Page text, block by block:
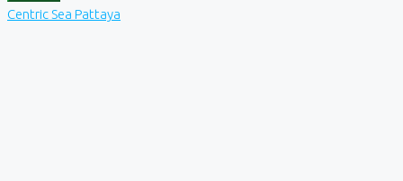
Centric Sea Pattaya